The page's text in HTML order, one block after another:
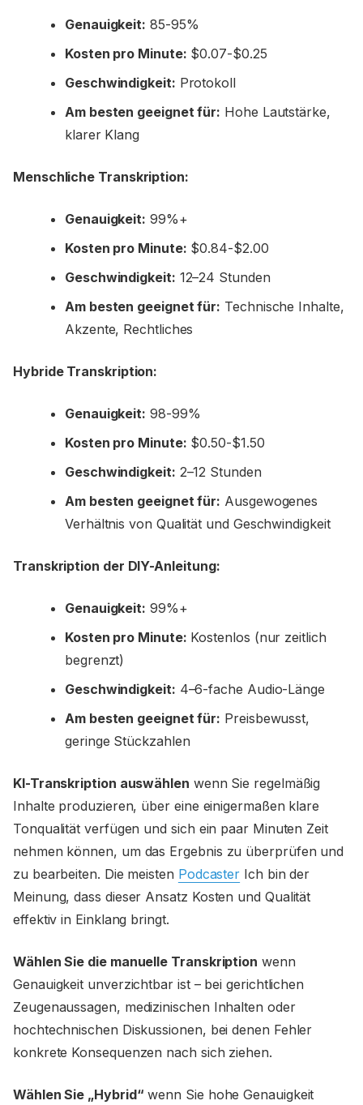
Genauigkeit: 85-95%
Kosten pro Minute: $0.07-$0.25
Geschwindigkeit: Protokoll
Am besten geeignet für: Hohe Lautstärke,
klarer Klang
Menschliche Transkription:
Genauigkeit: 99%+
Kosten pro Minute: $0.84-$2.00
Geschwindigkeit: 12–24 Stunden
Am besten geeignet für: Technische Inhalte,
Akzente, Rechtliches
Hybride Transkription:
Genauigkeit: 98-99%
Kosten pro Minute: $0.50-$1.50
Geschwindigkeit: 2–12 Stunden
Am besten geeignet für: Ausgewogenes
Verhältnis von Qualität und Geschwindigkeit
Transkription der DIY-Anleitung:
Genauigkeit: 99%+
Kosten pro Minute: Kostenlos (nur zeitlich
begrenzt)
Geschwindigkeit: 4–6-fache Audio-Länge
Am besten geeignet für: Preisbewusst,
geringe Stückzahlen
KI-Transkription auswählen wenn Sie regelmäßig
Inhalte produzieren, über eine einigermaßen klare
Tonqualität verfügen und sich ein paar Minuten Zeit
nehmen können, um das Ergebnis zu überprüfen und
zu bearbeiten. Die meisten Podcaster Ich bin der
Meinung, dass dieser Ansatz Kosten und Qualität
effektiv in Einklang bringt.
Wählen Sie die manuelle Transkription wenn
Genauigkeit unverzichtbar ist – bei gerichtlichen
Zeugenaussagen, medizinischen Inhalten oder
hochtechnischen Diskussionen, bei denen Fehler
konkrete Konsequenzen nach sich ziehen.
Wählen Sie „Hybrid“ wenn Sie hohe Genauigkeit